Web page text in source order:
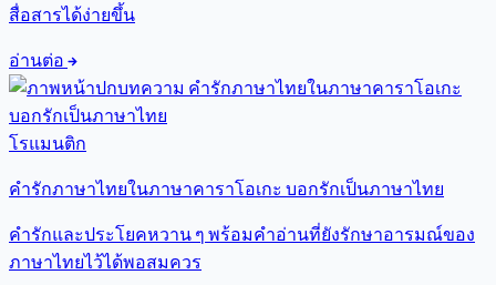
สื่อสารได้ง่ายขึ้น
อ่านต่อ
โรแมนติก
คำรักภาษาไทยในภาษาคาราโอเกะ บอกรักเป็นภาษาไทย
คำรักและประโยคหวาน ๆ พร้อมคำอ่านที่ยังรักษาอารมณ์ของ
ภาษาไทยไว้ได้พอสมควร